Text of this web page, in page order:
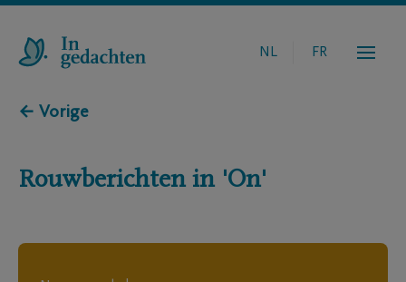
NL FR
← Vorige
Rouwberichten in 'On'